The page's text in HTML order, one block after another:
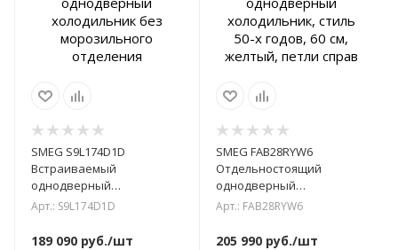
SMEG S9L174D1D
Встраиваемый
однодверный
холодильник без
Арт.: S9L174D1D
189 090 руб./шт
SMEG FAB28RYW6
Отдельностоящий
однодверный
холодильник, стиль 50-х
петли справ
Арт.: FAB28RYW6
205 990руб./шт